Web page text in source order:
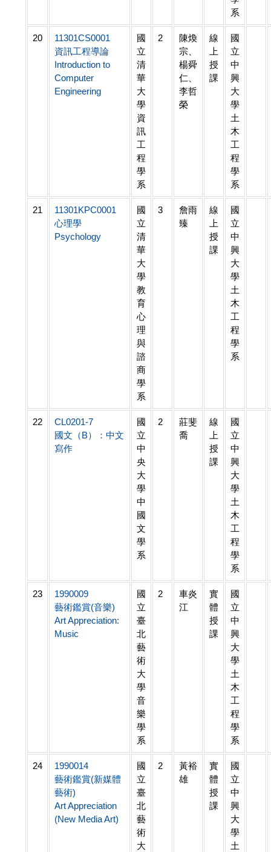
系
20
11301CS0001
資訊工程導論
Introduction to
Computer
Engineering
國
立
清
華
大
學
資
訊
工
程
學
系
2
陳煥
宗、
楊舜
仁、
李哲
榮
線
上
授
課
國
立
中
興
大
學
土
木
工
程
學
系
21
11301KPC0001
心理學
Psychology
國
立
清
華
大
學
教
育
心
理
與
諮
商
學
系
3
詹雨
臻
線
上
授
課
國
立
中
興
大
學
土
木
工
程
學
系
22
CL0201-7
國文（B）：中文
寫作
國
立
中
央
大
學
中
國
文
學
系
2
莊斐
喬
線
上
授
課
國
立
中
興
大
學
土
木
工
程
學
系
23
1990009
藝術鑑賞(音樂)
Art Appreciation:
Music
國
立
臺
北
藝
術
大
學
音
樂
學
系
2
車炎
江
實
體
授
課
國
立
中
興
大
學
土
木
工
程
學
系
24
1990014
藝術鑑賞(新媒體
藝術)
Art Appreciation
(New Media Art)
國
立
臺
北
藝
術
大
2
黃裕
雄
實
體
授
課
國
立
中
興
大
學
土